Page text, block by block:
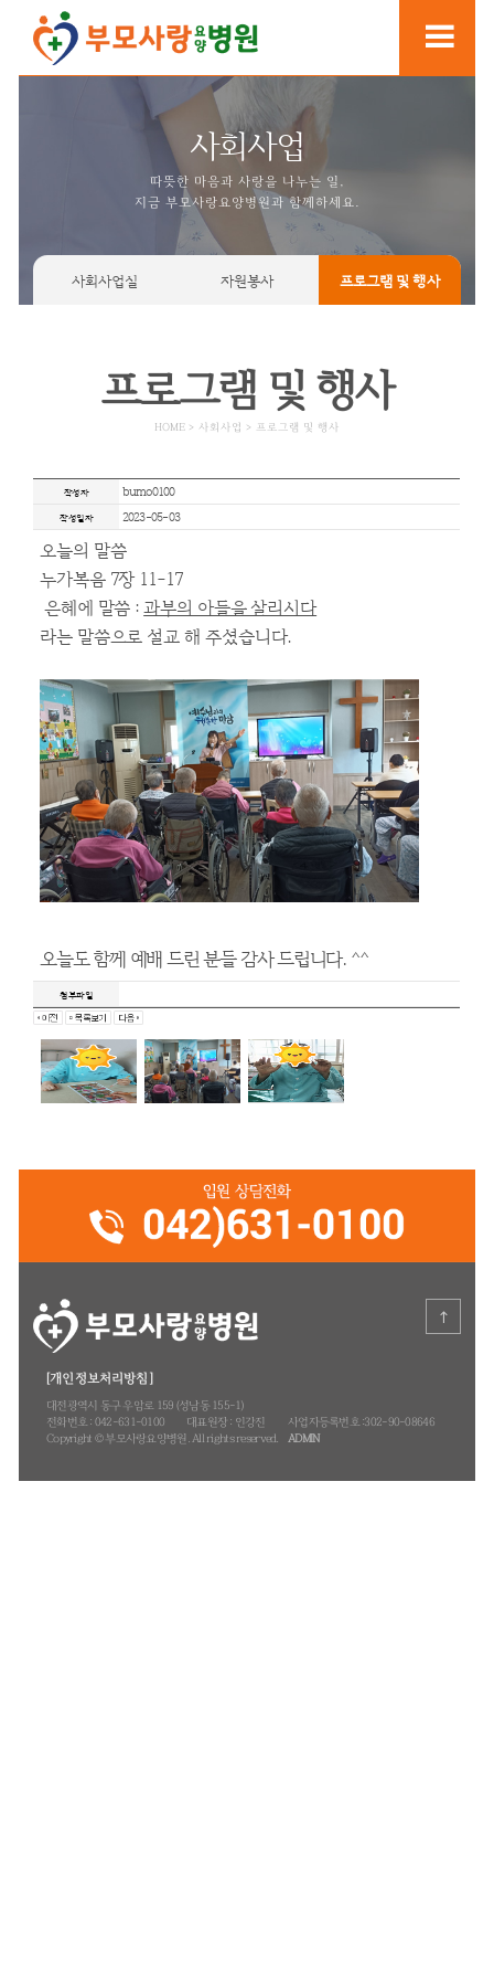
사회사업
따뜻한 마음과 사랑을 나누
지금 부모사랑요양병원과 함
사회사업실
프로그램 및
작성자 bumo0100
작성일자 2023-05-03
오늘의 말씀
누가복음 7장 11-17
라는 말씀으로 설교 해 주셨습니다.
오늘도 함께 예배 드린 분들 감사 드립